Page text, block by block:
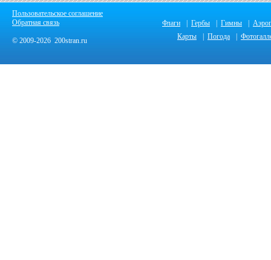
Пользовательское соглашение
Обратная связь
© 2009-2026 200stran.ru
Флаги Гербы Гимны
Карты
Погода